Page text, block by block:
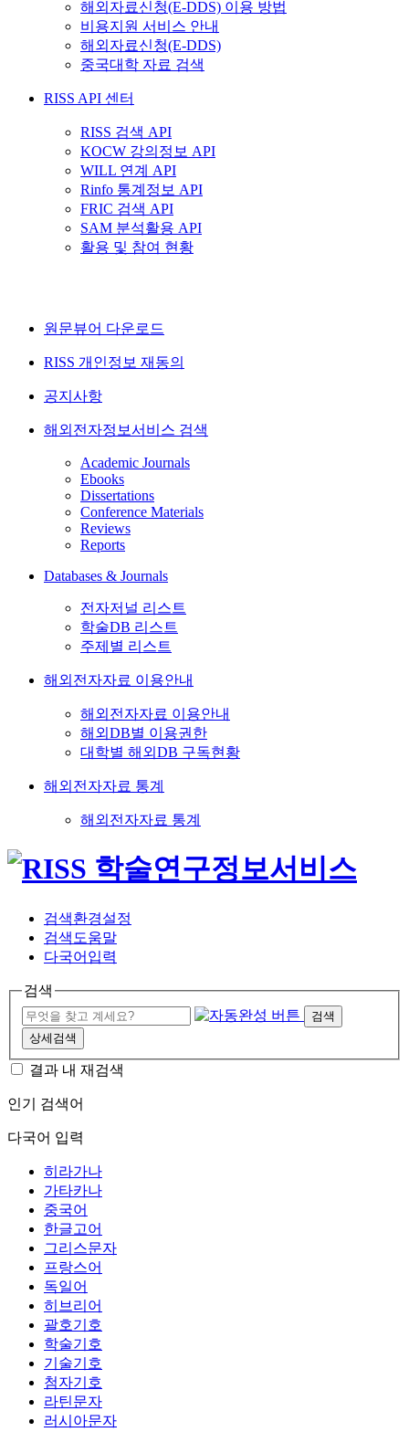
해외자료신청(E-DDS) 이용 방법
비용지원 서비스 안내
해외자료신청(E-DDS)
중국대학 자료 검색
RISS API 센터
RISS 검색 API
KOCW 강의정보 API
WILL 연계 API
Rinfo 통계정보 API
FRIC 검색 API
SAM 분석활용 API
활용 및 참여 현황
원문뷰어 다운로드
RISS 개인정보 재동의
공지사항
해외전자정보서비스 검색
Academic Journals
Ebooks
Dissertations
Conference Materials
Reviews
Reports
Databases & Journals
전자저널 리스트
학술DB 리스트
주제별 리스트
해외전자자료 이용안내
해외전자자료 이용안내
해외DB별 이용권한
대학별 해외DB 구독현황
해외전자자료 통계
해외전자자료 통계
검색환경설정
검색도움말
다국어입력
검색
검색
상세검색
결과 내 재검색
인기 검색어
다국어 입력
히라가나
가타카나
중국어
한글고어
그리스문자
프랑스어
독일어
히브리어
괄호기호
학술기호
기술기호
첨자기호
라틴문자
러시아문자